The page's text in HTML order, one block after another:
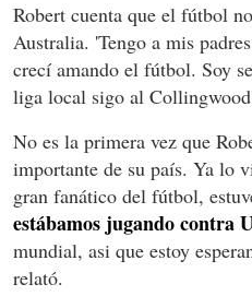
Robert cuenta que el fútbol
Australia. 'Tengo a mis
crecí amando el fútbol. Soy
liga local sigo al
No es la primera vez que
importante de su país. Ya lo
gran fanático del fútbol,
estábamos jugando contra
mundial, asi que estoy
relató.